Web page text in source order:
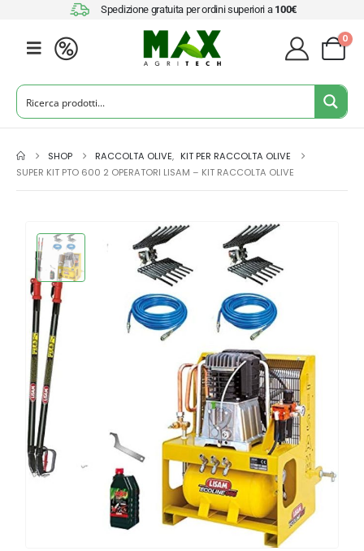
Spedizione gratuita per ordini superiori a 100€
0
SHOP RACCOLTA OLIVE, KIT PER RACCOLTA OLIVE
SUPER KIT PTO 600 2 OPERATORI LISAM – KIT RACCOLTA OLIVE